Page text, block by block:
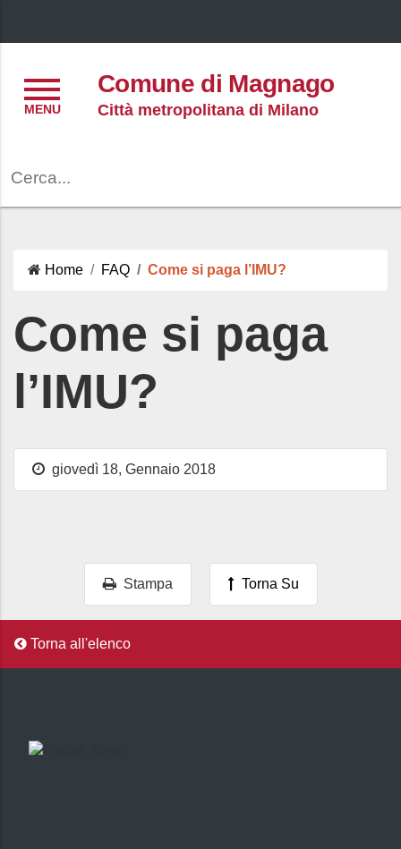
Comune di Magnago
Città metropolitana di Milano
Home FAQ Come si paga l’IMU?
Come si paga
l’IMU?
giovedì 18, Gennaio 2018
Stampa Torna Su
Torna all'elenco